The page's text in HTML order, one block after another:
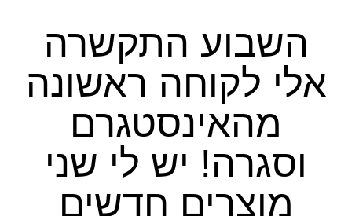
השבוע התקשרה
אלי לקוחה ראשונה
מהאינסטגרם
וסגרה! יש לי שני
מוצרים חדשים